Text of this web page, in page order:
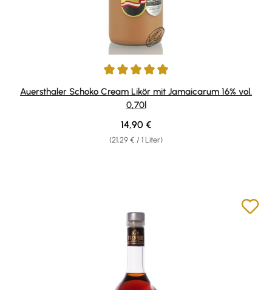
Durchschnittliche Bewertung von 4.94 von 5 Sternen
Auersthaler Schoko Cream Likör mit Jamaicarum 16% vol.
0,70l
(21,29 € / 1 Liter)
Regulärer Preis:
14,90 €